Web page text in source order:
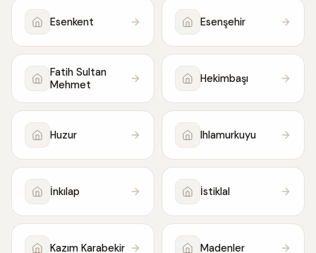
Esenkent Esenşehir
Fatih Sultan
Mehmet
Hekimbaşı
Huzur Ihlamurkuyu
İnkılap İstiklal
Kazım Karabekir Madenler